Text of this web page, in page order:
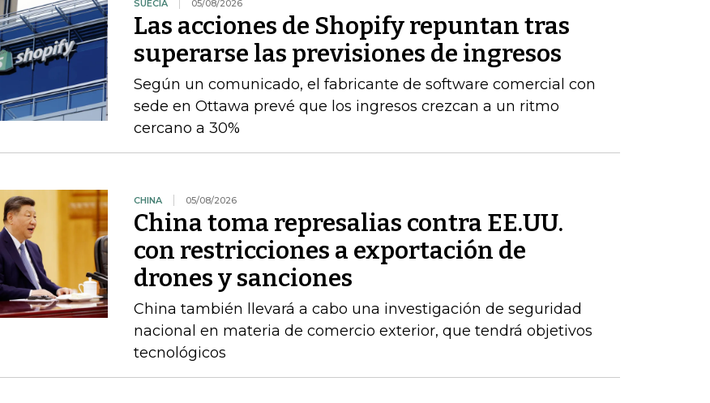
SUECIA 05/08/2026
Las acciones de Shopify repuntan tras
superarse las previsiones de ingresos
Según un comunicado, el fabricante de software comercial con
sede en Ottawa prevé que los ingresos crezcan a un ritmo
cercano a 30%
CHINA 05/08/2026
China toma represalias contra EE.UU.
con restricciones a exportación de
drones y sanciones
China también llevará a cabo una investigación de seguridad
nacional en materia de comercio exterior, que tendrá objetivos
tecnológicos